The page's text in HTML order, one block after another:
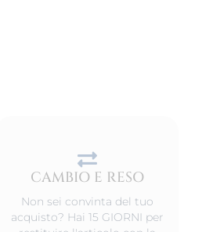
CAMBIO E RESO
Non sei convinta del tuo
acquisto? Hai 15 GIORNI per